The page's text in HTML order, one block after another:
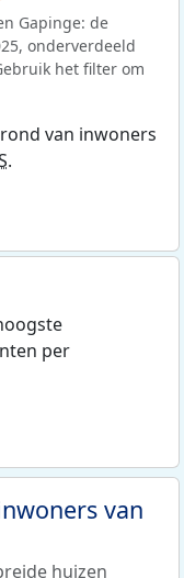
Gapinge: de
onderverdeeld
het filter om
van inwoners
.
per
van
huizen